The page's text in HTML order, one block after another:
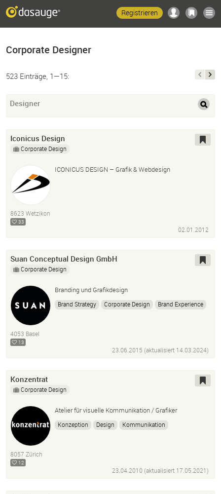
Registrieren
Corporate Designer
523 Einträge, 1—15:
Designer
Iconicus Design
Corporate Design
ICONICUS DESIGN – Grafik & Webdesign
8623 Wetzikon
33
02.01.2012
Suan Conceptual Design GmbH
Corporate Design
Branding und Grafikdesign
Brand Strategy Corporate Design
Brand Experience
4053 Basel
13
23.06.2015 (aktualisiert 14.03.2024)
Konzentrat
Corporate Design
Atelier für visuelle Kommunikation / Grafiker
Konzeption Design
Kommunikation
8057 Zürich
12
23.04.2010 (aktualisiert 17.05.2021)